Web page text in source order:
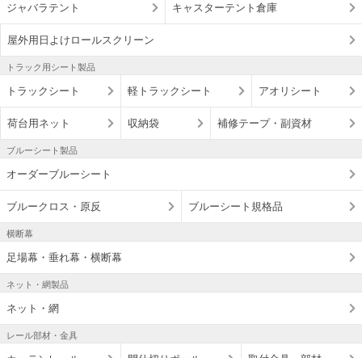
ジャバラテント キャスターテント倉庫
屋外用日よけロールスクリーン
トラック用シート製品
トラックシート 軽トラックシート アオリシート
荷台用ネット 収納袋 補修テープ・副資材
ブルーシート製品
オーダーブルーシート
ブルークロス・原反 ブルーシート規格品
横断幕
足場幕・垂れ幕・横断幕
ネット・網製品
ネット・網
レール部材・金具